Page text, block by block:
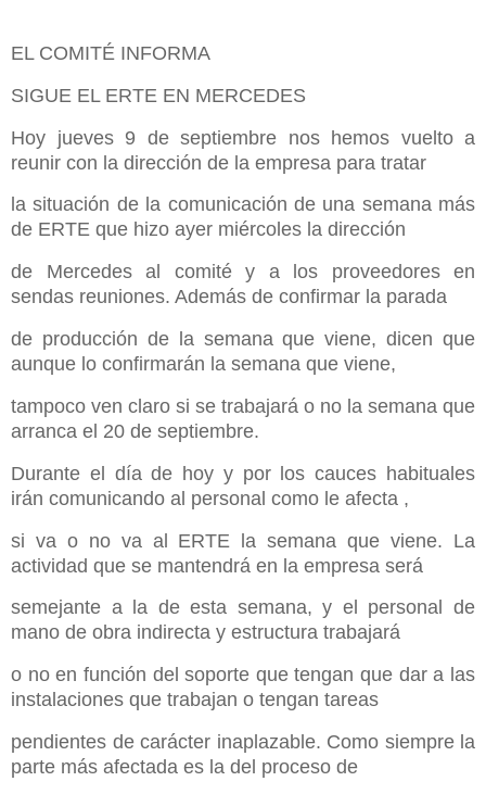
EL COMITÉ INFORMA
SIGUE EL ERTE EN MERCEDES
Hoy jueves 9 de septiembre nos hemos vuelto a
reunir con la dirección de la empresa para tratar
la situación de la comunicación de una semana más
de ERTE que hizo ayer miércoles la dirección
de Mercedes al comité y a los proveedores en
sendas reuniones. Además de confirmar la parada
de producción de la semana que viene, dicen que
aunque lo confirmarán la semana que viene,
tampoco ven claro si se trabajará o no la semana que
arranca el 20 de septiembre.
Durante el día de hoy y por los cauces habituales
irán comunicando al personal como le afecta ,
si va o no va al ERTE la semana que viene. La
actividad que se mantendrá en la empresa será
semejante a la de esta semana, y el personal de
mano de obra indirecta y estructura trabajará
o no en función del soporte que tengan que dar a las
instalaciones que trabajan o tengan tareas
pendientes de carácter inaplazable. Como siempre la
parte más afectada es la del proceso de